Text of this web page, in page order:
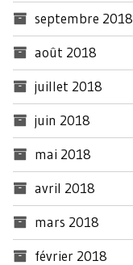
septembre 2018
août 2018
juillet 2018
juin 2018
mai 2018
avril 2018
mars 2018
février 2018